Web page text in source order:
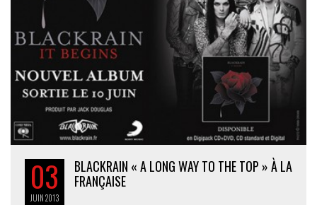
03
JUIN2013
BLACKRAIN « A LONG WAY TO THE TOP » À LA
FRANÇAISE